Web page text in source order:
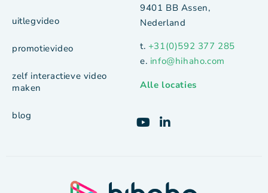
uitlegvideo
promotievideo
zelf interactieve video
maken
blog
9401 BB Assen,
Nederland
t. +31(0)592 377 285
e. info@hihaho.com
Alle locaties